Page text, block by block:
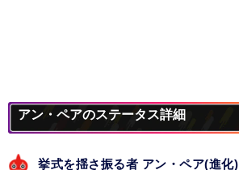
アン・ペアのステータス詳細
挙式を揺さ振る者 アン・ペア(進化)